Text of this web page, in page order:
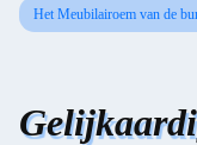
Het Meubilairoem van de